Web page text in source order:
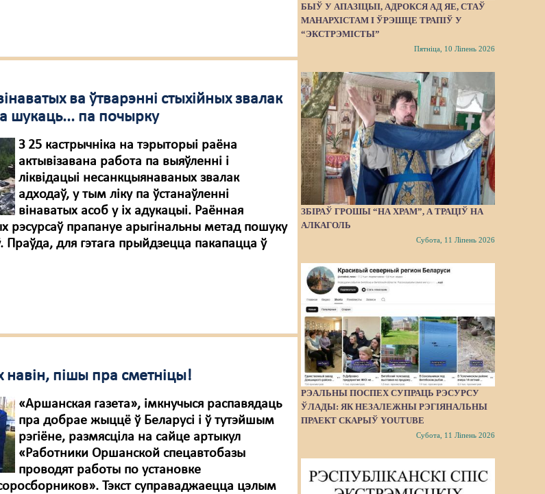
ва ўтварэнні стыхійных звалак
шукаць... па почырку
З 25 кастрычніка на тэрыторыі раёна
актывізавана работа па выяўленні і
ліквідацыі несанкцыянаваных звалак
адходаў, у тым ліку па ўстанаўленні
вінаватых асоб у іх адукацыі. Раённая
рэсурсаў прапануе арыгінальны метад пошуку
Праўда, для гэтага прыйдзецца пакапацца ў
навін, пішы пра сметніцы!
«Аршанская газета», імкнучыся распавядаць
пра добрае жыццё ў Беларусі і ў тутэйшым
рэгіёне, размясціла на сайце артыкул
«Работники Оршанской спецавтобазы
проводят работы по установке
Тэкст суправаджаецца цэлым
БЫЎ У АПАЗІЦЫІ, АДРОКСЯ АД ЯЕ, СТАЎ
МАНАРХІСТАМ І ЎРЭШЦЕ ТРАПІЎ У
“ЭКСТРЭМІСТЫ”
Пятніца, 10 Ліпень 2026
ЗБІРАЎ ГРОШЫ “НА ХРАМ”, А ТРАЦІЎ НА
АЛКАГОЛЬ
Субота, 11 Ліпень 2026
РЭАЛЬНЫ ПОСПЕХ СУПРАЦЬ РЭСУРСУ
ЎЛАДЫ: ЯК НЕЗАЛЕЖНЫ РЭГІЯНАЛЬНЫ
ПРАЕКТ СКАРЫЎ YOUTUBE
Субота, 11 Ліпень 2026